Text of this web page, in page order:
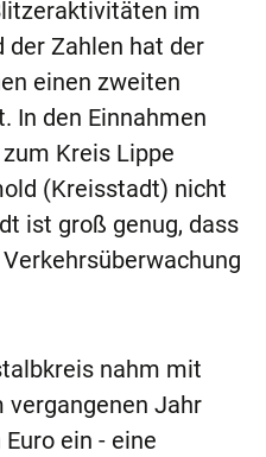
im
der Zahlen hat der
einen zweiten
In den Einnahmen
Kreis Lippe
(Kreisstadt) nicht
ist groß genug, dass
nahm mit
vergangenen Jahr
ein - eine